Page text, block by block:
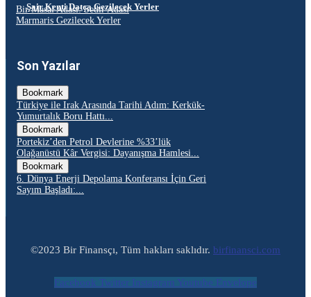
Şair Kenti Datça Gezilecek Yerler
Bir Masal Adası: Sedir Adası
Marmaris Gezilecek Yerler
Son Yazılar
Bookmark
Türkiye ile Irak Arasında Tarihi Adım: Kerkük-
Yumurtalık Boru Hattı...
Bookmark
Portekiz’den Petrol Devlerine %33’lük
Olağanüstü Kâr Vergisi: Dayanışma Hamlesi...
Bookmark
6. Dünya Enerji Depolama Konferansı İçin Geri
Sayım Başladı:...
©2023 Bir Finansçı, Tüm hakları saklıdır. birfinansci.com
Facebook Twitter Instagram Youtube Envelope